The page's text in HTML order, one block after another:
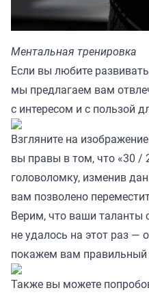
Ментальная тренировка
Если вы любите
мы предлагаем вам
с интересом и с пользой
Взгляните на
вы правы в том, что «30 /
головоломку, изменив
вам позволено
Верим, что ваши таланты
не удалось на этот раз —
покажем вам правильный
Также вы можете